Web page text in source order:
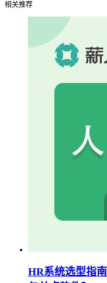
相关推荐
HR系统选型指